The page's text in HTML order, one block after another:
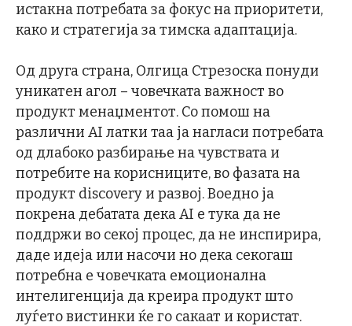
истакна потребата за фокус на приоритети,
како и стратегија за тимска адаптација.
Од друга страна, Олгица Стрезоска понуди
уникатен агол – човечката важност во
продукт менаџментот. Со помош на
различни AI латки таа ја нагласи потребата
од длабоко разбирање на чувствата и
потребите на корисниците, во фазата на
продукт discovery и развој. Воедно ја
покрена дебатата дека AI е тука да не
поддржи во секој процес, да не инспирира,
даде идеја или насочи но дека секогаш
потребна е човечката емоционална
интелигенција да креира продукт што
луѓето вистинки ќе го сакаат и користат.